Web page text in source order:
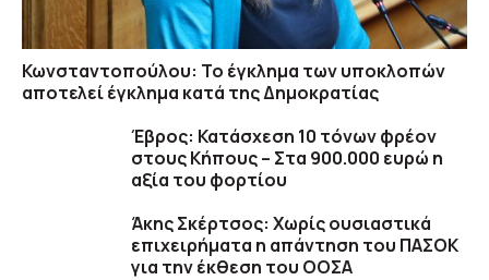
Κωνσταντοπούλου: Το έγκλημα των υποκλοπών
αποτελεί έγκλημα κατά της Δημοκρατίας
Έβρος: Κατάσχεση 10 τόνων φρέον
στους Κήπους – Στα 900.000 ευρώ η
αξία του φορτίου
Άκης Σκέρτσος: Χωρίς ουσιαστικά
επιχειρήματα η απάντηση του ΠΑΣΟΚ
για την έκθεση του ΟΟΣΑ